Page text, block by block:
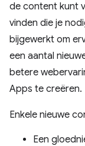
de content kunt
vinden die je
bijgewerkt om
een aantal
betere
Apps te creëren.
Enkele nieuwe
Een